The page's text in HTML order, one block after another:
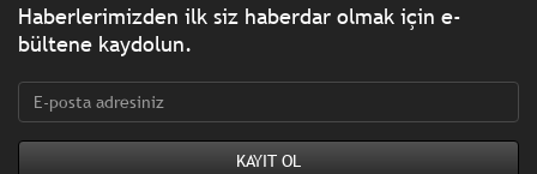
Haberlerimizden ilk siz haberdar olmak için e-
bültene kaydolun.